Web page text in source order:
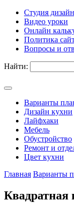
Студия
Видео уроки
Онлайн
Политика
Вопросы и
Найти:
Варианты
Дизайн кухни
Лайфхаки
Мебель
Обустройство
Ремонт и
Цвет кухни
Главная Варианты